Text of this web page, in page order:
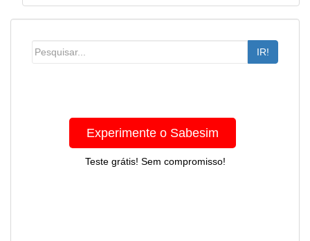
IR!
Experimente o Sabesim
Teste grátis! Sem compromisso!